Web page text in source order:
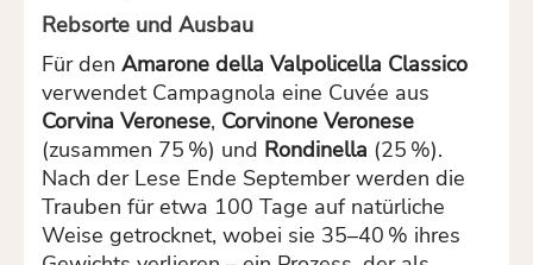
Rebsorte und Ausbau
Für den Amarone della Valpolicella Classico
verwendet Campagnola eine Cuvée aus
Corvina Veronese, Corvinone Veronese
(zusammen 75 %) und Rondinella (25 %).
Nach der Lese Ende September werden die
Trauben für etwa 100 Tage auf natürliche
Weise getrocknet, wobei sie 35–40 % ihres